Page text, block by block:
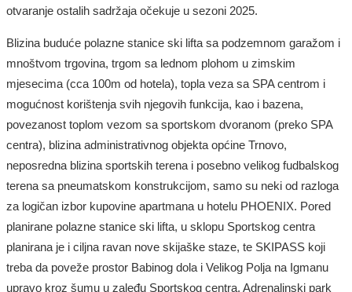
otvaranje ostalih sadržaja očekuje u sezoni 2025.
Blizina buduće polazne stanice ski lifta sa podzemnom garažom i
mnoštvom trgovina, trgom sa lednom plohom u zimskim
mjesecima (cca 100m od hotela), topla veza sa SPA centrom i
mogućnost korištenja svih njegovih funkcija, kao i bazena,
povezanost toplom vezom sa sportskom dvoranom (preko SPA
centra), blizina administrativnog objekta općine Trnovo,
neposredna blizina sportskih terena i posebno velikog fudbalskog
terena sa pneumatskom konstrukcijom, samo su neki od razloga
za logičan izbor kupovine apartmana u hotelu PHOENIX. Pored
planirane polazne stanice ski lifta, u sklopu Sportskog centra
planirana je i ciljna ravan nove skijaške staze, te SKIPASS koji
treba da poveže prostor Babinog dola i Velikog Polja na Igmanu
upravo kroz šumu u zaleđu Sportskog centra. Adrenalinski park